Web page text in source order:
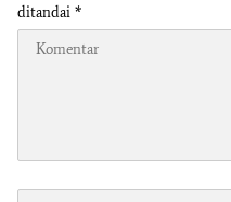
ditandai *